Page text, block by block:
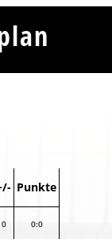
Punkte
0 0:0